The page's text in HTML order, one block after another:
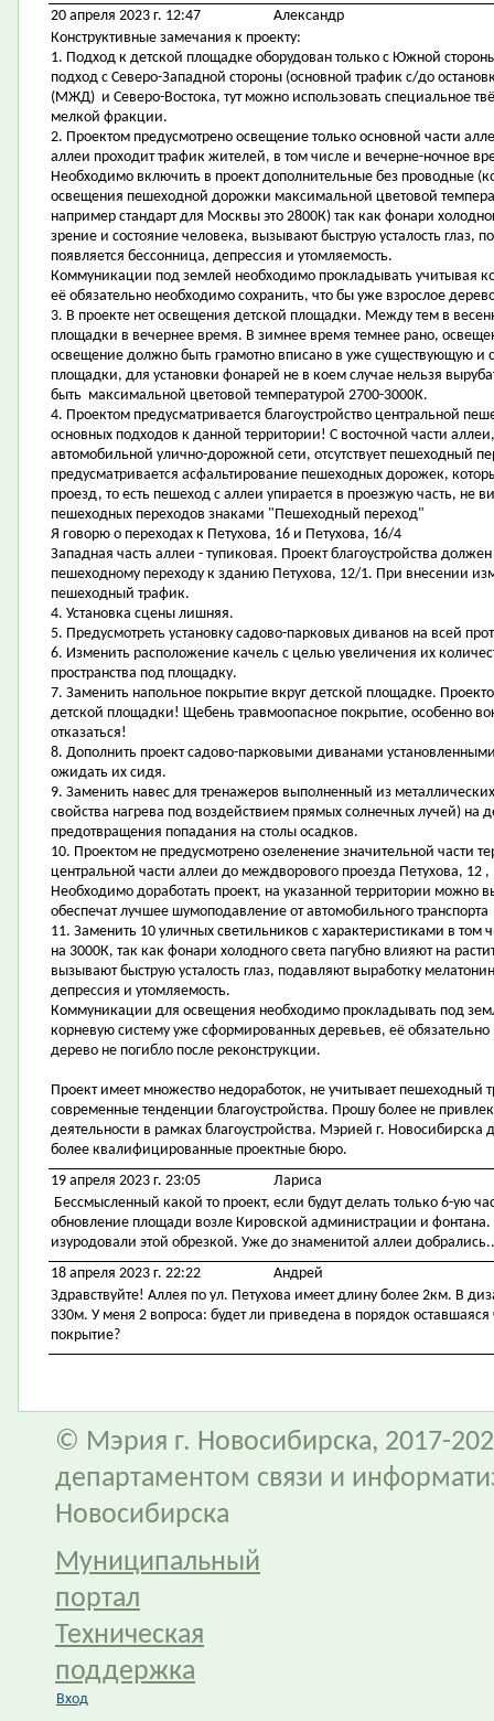
20 апреля 2023 г. 12:47
Александр
Конструктивные замечания к проекту:
1. Подход к детской площадке оборудован только с Южной
подход с Северо-Западной стороны (основной трафик с/до
(МЖД) и Северо-Востока, тут можно использовать специальное
мелкой фракции.
2. Проектом предусмотрено освещение только основной части
аллеи проходит трафик жителей, в том числе и вечерне-ночное
Необходимо включить в проект дополнительные без проводные
освещения пешеходной дорожки максимальной цветовой
например стандарт для Москвы это 2800К) так как фонари
зрение и состояние человека, вызывают быструю усталость глаз,
появляется бессонница, депрессия и утомляемость.
Коммуникации под землей необходимо прокладывать учитывая
её обязательно необходимо сохранить, что бы уже взрослое
3. В проекте нет освещения детской площадки. Между тем в
площадки в вечернее время. В зимнее время темнее рано,
освещение должно быть грамотно вписано в уже существующую и
площадки, для установки фонарей не в коем случае нельзя
быть максимальной цветовой температурой 2700-3000К.
4. Проектом предусматривается благоустройство центральной
основных подходов к данной территории! С восточной части
автомобильной улично-дорожной сети, отсутствует пешеходный
предусматривается асфальтирование пешеходных дорожек,
проезд, то есть пешеход с аллеи упирается в проезжую часть, не
пешеходных переходов знаками "Пешеходный переход"
Я говорю о переходах к Петухова, 16 и Петухова, 16/4
Западная часть аллеи - тупиковая. Проект благоустройства
пешеходному переходу к зданию Петухова, 12/1. При внесении
пешеходный трафик.
4. Установка сцены лишняя.
5. Предусмотреть установку садово-парковых диванов на всей
6. Изменить расположение качель с целью увеличения их
пространства под площадку.
7. Заменить напольное покрытие вкруг детской площадке.
детской площадки! Щебень травмоопасное покрытие, особенно
отказаться!
8. Дополнить проект садово-парковыми диванами
ожидать их сидя.
9. Заменить навес для тренажеров выполненный из
свойства нагрева под воздействием прямых солнечных лучей) на
предотвращения попадания на столы осадков.
10. Проектом не предусмотрено озеленение значительной части
центральной части аллеи до междворового проезда Петухова, 12
Необходимо доработать проект, на указанной территории можно
обеспечат лучшее шумоподавление от автомобильного транспорта
11. Заменить 10 уличных светильников с характеристиками в том
на 3000К, так как фонари холодного света пагубно влияют на
вызывают быструю усталость глаз, подавляют выработку
депрессия и утомляемость.
Коммуникации для освещения необходимо прокладывать под
корневую систему уже сформированных деревьев, её
дерево не погибло после реконструкции.
Проект имеет множество недоработок, не учитывает пешеходный
современные тенденции благоустройства. Прошу более не
деятельности в рамках благоустройства. Мэрией г. Новосибирска
более квалифицированные проектные бюро.
19 апреля 2023 г. 23:05
Лариса
Бессмысленный какой то проект, если будут делать только 6-ую
обновление площади возле Кировской администрации и фонтана.
изуродовали этой обрезкой. Уже до знаменитой аллеи
18 апреля 2023 г. 22:22
Андрей
Здравствуйте! Аллея по ул. Петухова имеет длину более 2км. В
330м. У меня 2 вопроса: будет ли приведена в порядок оставшаяся
покрытие?
© Мэрия г. Новосибирска, 2017-
департаментом связи и
Новосибирска
Муниципальный
портал
Техническая
поддержка
Вход